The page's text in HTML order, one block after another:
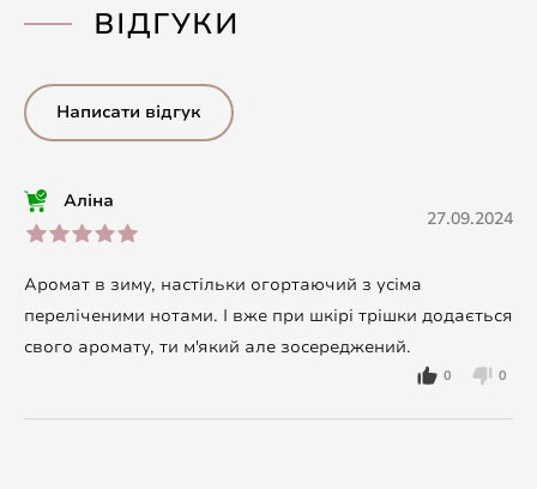
ВІДГУКИ
Написати відгук
Аліна
27.09.2024
Аромат в зиму, настільки огортаючий з усіма
переліченими нотами. І вже при шкірі трішки додається
свого аромату, ти м'який але зосереджений.
0 0